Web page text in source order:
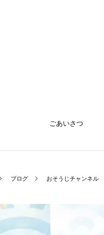
ごあいさつ
ブログ おそうじチャンネル